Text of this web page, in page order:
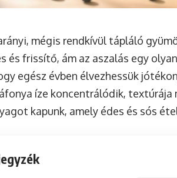
mégis rendkívül tápláló
és frissítő, ám az aszalás egy
egész évben élvezhessük
íze koncentrálódik,
kapunk, amely édes és sós